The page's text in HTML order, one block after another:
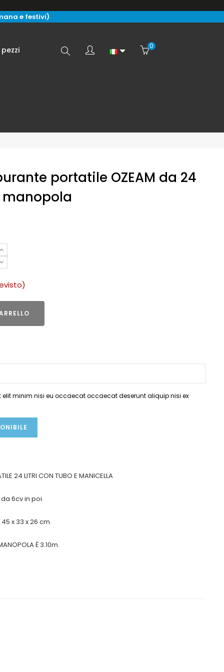
e festivi)
Search 0
portatile OZEAM da 24
minim nisi eu occaecat occaecat deserunt aliquip nisi ex
24 LITRI CON TUBO E MANICELLA
6cv in poi.
45 x 33 x 26 cm.
È 3.10m.